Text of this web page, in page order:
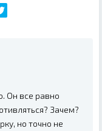
Он все равно
Зачем?
но точно не